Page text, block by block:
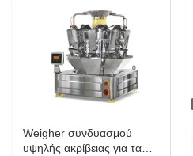
Weigher συνδυασμού
υψηλής ακρίβειας για τα